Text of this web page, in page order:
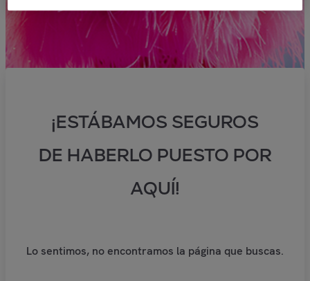
¡ESTÁBAMOS SEGUROS
DE HABERLO PUESTO POR
AQUÍ!
Lo sentimos, no encontramos la página que buscas.